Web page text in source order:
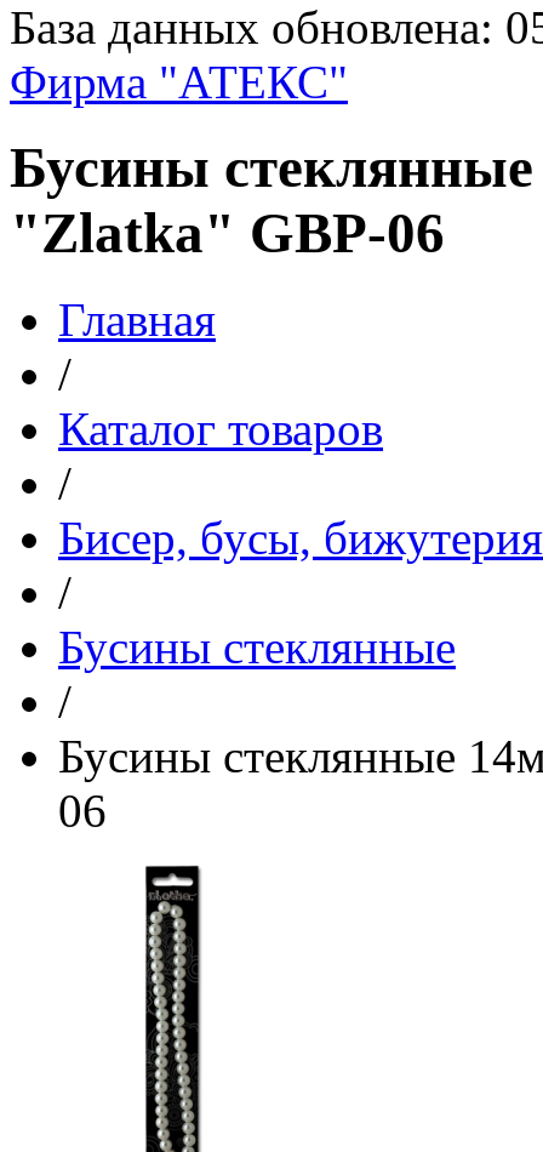
База данных обновлена:
Фирма "АТЕКС"
Бусины
"Zlatka" GBP-06
Главная
/
Каталог товаров
/
Бисер, бусы, бижутерия
/
Бусины стеклянные
/
Бусины стеклянные
06